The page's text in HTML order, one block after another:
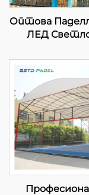
Оптова
ЛЕД
Полни
Панорамски
Цорт